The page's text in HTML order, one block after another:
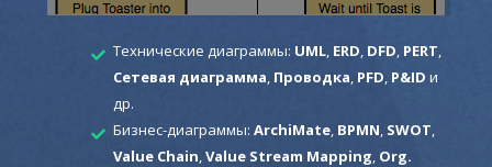
Технические диаграммы: UML, ERD DFD PERT
Сетевая диаграмма Проводка PFD P&ID и
др.
Бизнес-диаграммы: ArchiMate, BPMN SWOT
Value Chain Value Stream Mapping Org.